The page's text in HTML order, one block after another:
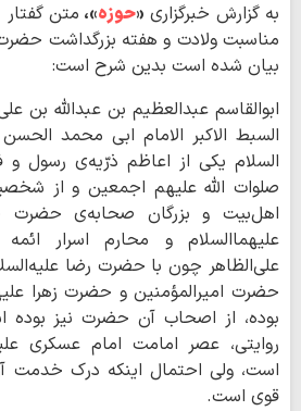
به گزارش خبرگزاری «حوزه»، متن
مناسبت ولادت و هفته بزرگداشت
بیان شده است بدین شرح است:
ابوالقاسم عبدالعظيم بن عبدالله بن
السبط الاكبر الامام ابي محمد
السلام یكي از اعاظم ذرّيه‌ی رسول و
صلوات الله عليهم‌ اجمعين و از
اهلبيت و بزرگان صحابه‌ی
عليهماالسلام و محارم اسرار
عليالظاهر چون با حضرت رضا
حضرت اميرالمؤمنين و حضرت زهرا
بوده، از اصحاب آن حضرت نيز
روايتي، عصر امامت امام عسكري
است، ولي احتمال اينكه درك خدمت
قوي است.